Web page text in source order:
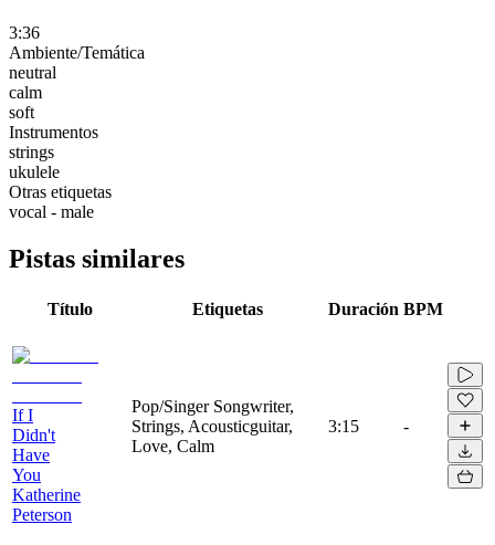
3:36
Ambiente/Temática
neutral
calm
soft
Instrumentos
strings
ukulele
Otras etiquetas
vocal - male
Pistas similares
Título Etiquetas Duración BPM
If I
Didn't
Have
You
Katherine
Peterson
Pop/Singer Songwriter,
Strings, Acousticguitar,
Love, Calm
3:15 -